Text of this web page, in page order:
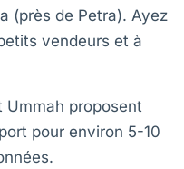
(près de Petra). Ayez
vendeurs et à
Ummah proposent
pour environ 5-10